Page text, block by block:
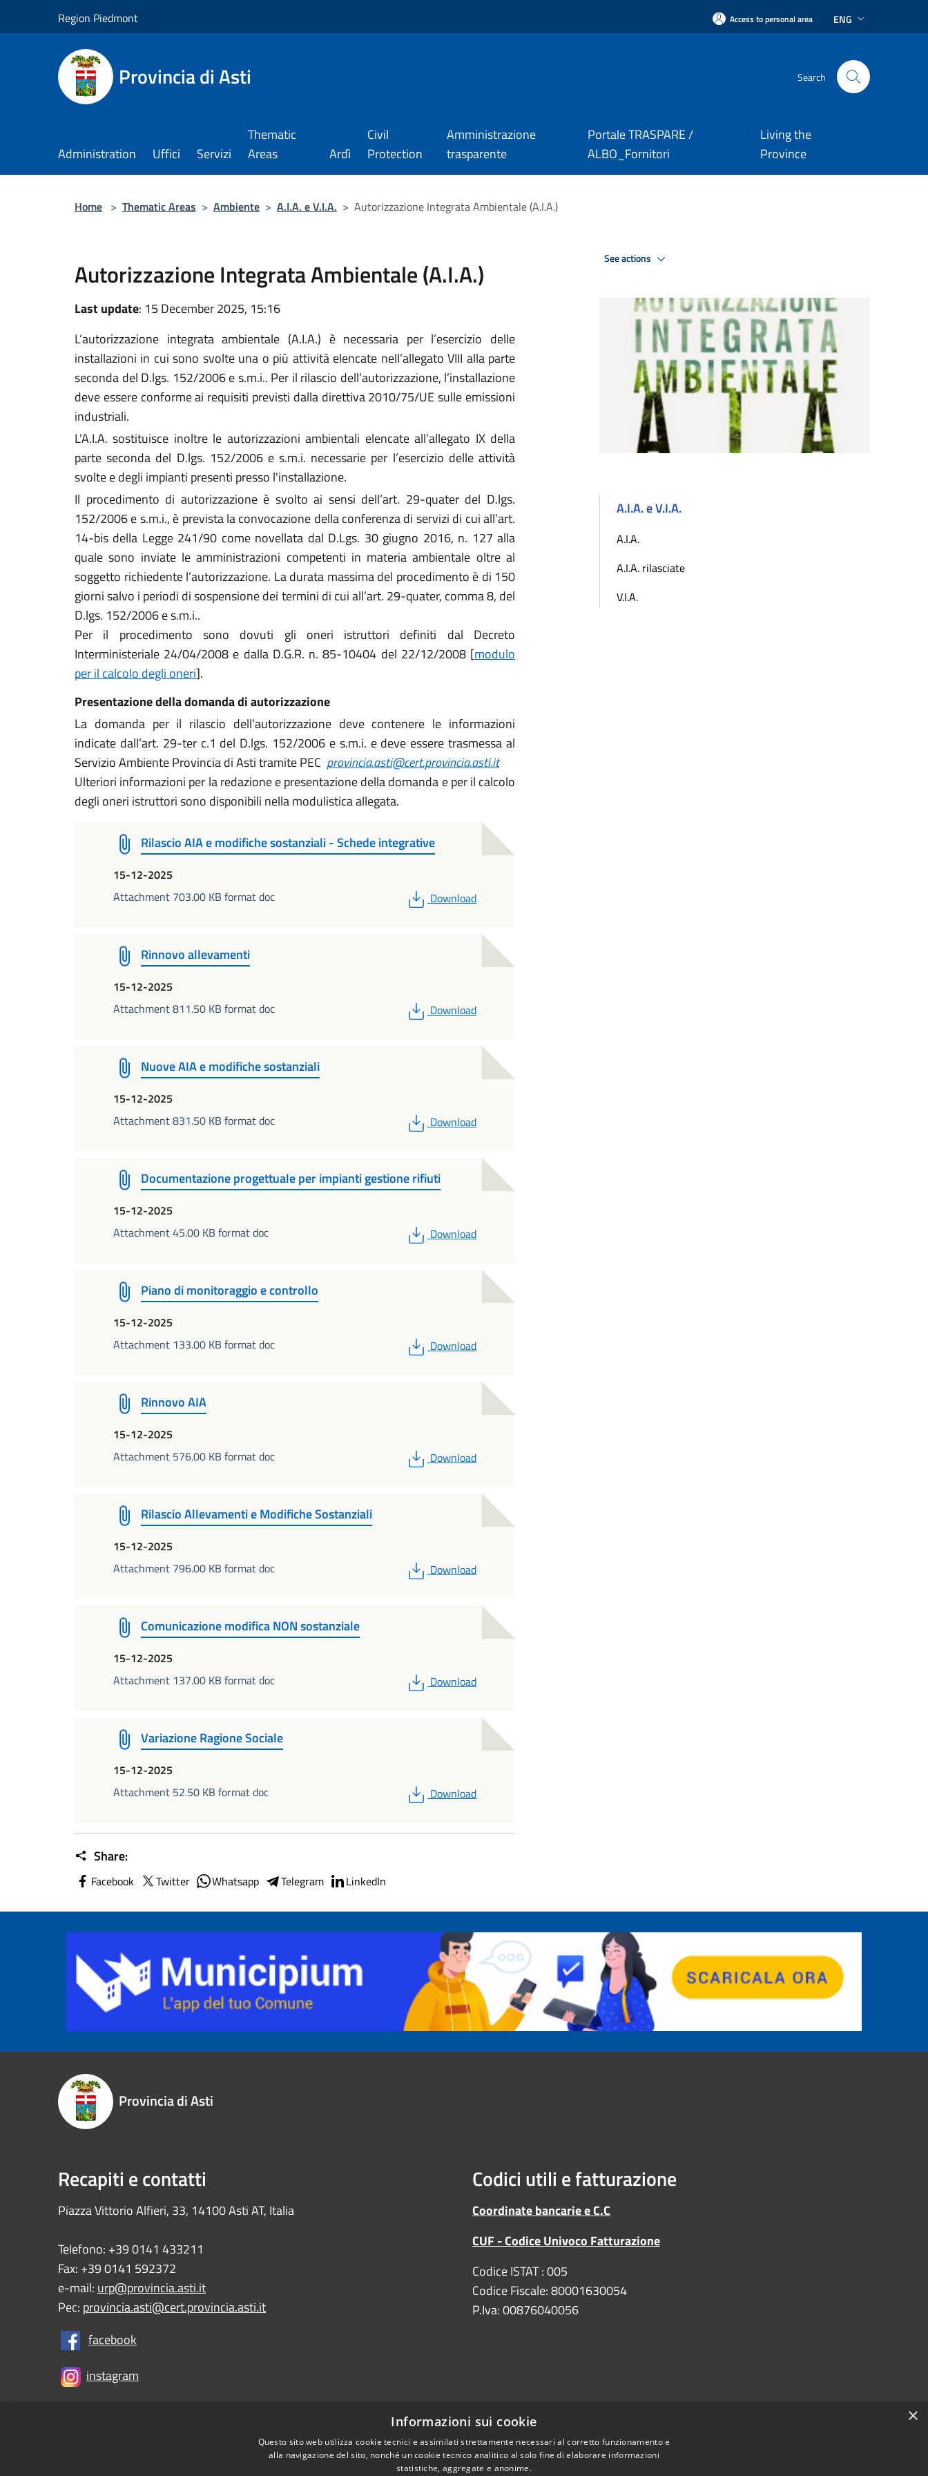
Region Piedmont Access to personal area ENG
Provincia di Asti Search
Administration Uffici Servizi
Thematic
Areas
Ardì
Civil
Protection
Amministrazione
trasparente
Portale TRASPARE /
ALBO_Fornitori
Living the
Province
Home > Thematic Areas > Ambiente > A.I.A. e V.I.A. > Autorizzazione Integrata Ambientale (A.I.A.)
Autorizzazione Integrata Ambientale (A.I.A.)
Last update: 15 December 2025, 15:16
L’autorizzazione integrata ambientale (A.I.A.) è necessaria per l’esercizio delle
installazioni in cui sono svolte una o più attività elencate nell’allegato VIII alla parte
seconda del D.lgs. 152/2006 e s.m.i.. Per il rilascio dell’autorizzazione, l’installazione
deve essere conforme ai requisiti previsti dalla direttiva 2010/75/UE sulle emissioni
industriali.
L'A.I.A. sostituisce inoltre le autorizzazioni ambientali elencate all’allegato IX della
parte seconda del D.lgs. 152/2006 e s.m.i. necessarie per l’esercizio delle attività
svolte e degli impianti presenti presso l'installazione.
Il procedimento di autorizzazione è svolto ai sensi dell’art. 29-quater del D.lgs.
152/2006 e s.m.i., è prevista la convocazione della conferenza di servizi di cui all’art.
14-bis della Legge 241/90 come novellata dal D.Lgs. 30 giugno 2016, n. 127 alla
quale sono inviate le amministrazioni competenti in materia ambientale oltre al
soggetto richiedente l’autorizzazione. La durata massima del procedimento è di 150
giorni salvo i periodi di sospensione dei termini di cui all’art. 29-quater, comma 8, del
D.lgs. 152/2006 e s.m.i..
Per il procedimento sono dovuti gli oneri istruttori definiti dal Decreto
Interministeriale 24/04/2008 e dalla D.G.R. n. 85-10404 del 22/12/2008 [modulo
per il calcolo degli oneri].
Presentazione della domanda di autorizzazione
La domanda per il rilascio dell’autorizzazione deve contenere le informazioni
indicate dall’art. 29-ter c.1 del D.lgs. 152/2006 e s.m.i. e deve essere trasmessa al
Servizio Ambiente Provincia di Asti tramite PEC provincia.asti@cert.provincia.asti.it
Ulteriori informazioni per la redazione e presentazione della domanda e per il calcolo
degli oneri istruttori sono disponibili nella modulistica allegata.
Rilascio AIA e modifiche sostanziali - Schede integrative
15-12-2025
Attachment 703.00 KB format doc
PDF
Download
Rinnovo allevamenti
15-12-2025
Attachment 811.50 KB format doc
PDF
Download
Nuove AIA e modifiche sostanziali
15-12-2025
Attachment 831.50 KB format doc
PDF
Download
Documentazione progettuale per impianti gestione rifiuti
15-12-2025
Attachment 45.00 KB format doc
PDF
Download
Piano di monitoraggio e controllo
15-12-2025
Attachment 133.00 KB format doc
PDF
Download
Rinnovo AIA
15-12-2025
Attachment 576.00 KB format doc
PDF
Download
Rilascio Allevamenti e Modifiche Sostanziali
15-12-2025
Attachment 796.00 KB format doc
PDF
Download
Comunicazione modifica NON sostanziale
15-12-2025
Attachment 137.00 KB format doc
PDF
Download
Variazione Ragione Sociale
15-12-2025
Attachment 52.50 KB format doc
PDF
Download
Share:
Facebook Twitter Whatsapp Telegram LinkedIn
See actions
A.I.A. e V.I.A.
A.I.A.
A.I.A. rilasciate
V.I.A.
Provincia di Asti
Recapiti e contatti
Piazza Vittorio Alfieri, 33, 14100 Asti AT, Italia
Telefono: +39 0141 433211
Fax: +39 0141 592372
e-mail: urp@provincia.asti.it
Pec: provincia.asti@cert.provincia.asti.it
facebook
instagram
Codici utili e fatturazione
Coordinate bancarie e C.C
CUF - Codice Univoco Fatturazione
Codice ISTAT : 005
Codice Fiscale: 80001630054
P.Iva: 00876040056
Sitemap Copyright
DPO/RPD
×
Informazioni sui cookie
Questo sito web utilizza cookie tecnici e assimilati strettamente necessari al corretto funzionamento e
alla navigazione del sito, nonché un cookie tecnico analitico al solo fine di elaborare informazioni
statistiche, aggregate e anonime.